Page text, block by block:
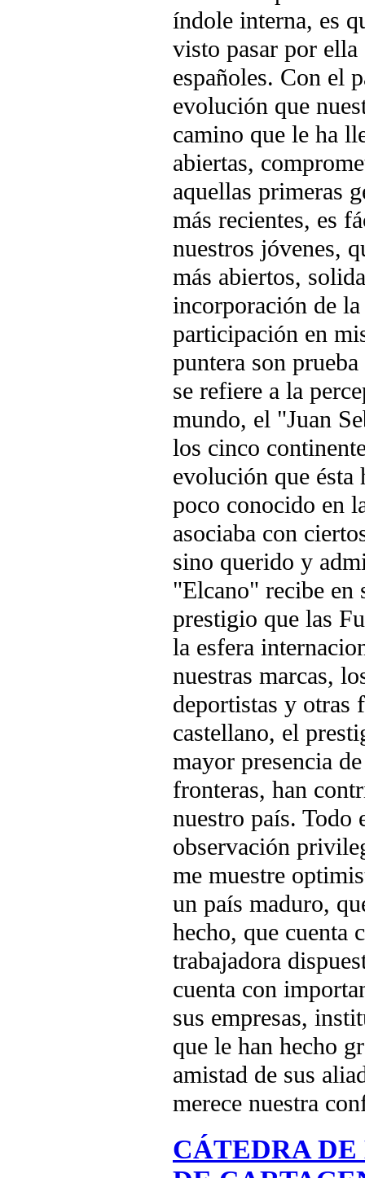
índole interna, es
visto pasar por ella
españoles. Con el
evolución que
camino que le ha
abiertas,
aquellas primeras
más recientes, es
nuestros jóvenes,
más abiertos,
incorporación de
participación en
puntera son
se refiere a la
mundo, el "Juan
los cinco
evolución que ésta
poco conocido en
asociaba con
sino querido y
"Elcano" recibe en
prestigio que las
la esfera
nuestras marcas,
deportistas y otras
castellano, el
mayor presencia
fronteras, han
nuestro país. Todo
observación
me muestre
un país maduro,
hecho, que cuenta
trabajadora
cuenta con
sus empresas,
que le han hecho
amistad de sus
merece nuestra
CÁTEDRA